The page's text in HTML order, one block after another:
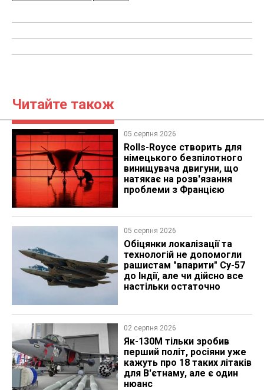
Читайте також
05 серпня 2026
Rolls-Royce створить для
німецького безпілотного
винищувача двигуни, що
натякає на розв'язання
проблеми з Францією
05 серпня 2026
Обіцянки локалізації та
технологій не допомогли
рашистам "впарити" Су-57
до Індії, але чи дійсно все
настільки остаточно
02 серпня 2026
Як-130М тільки зробив
перший політ, росіяни уже
кажуть про 18 таких літаків
для В'єтнаму, але є один
нюанс